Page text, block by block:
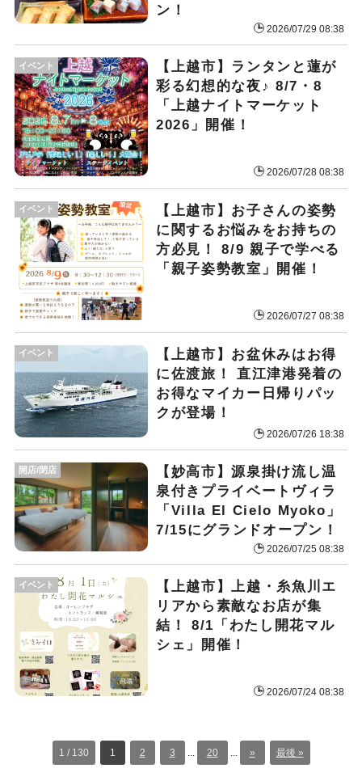
ン！
2026/07/29 08:38
【上越市】ランタンと蓮が
彩る幻想的な夜♪ 8/7・8
「上越ナイトマーケット
2026」開催！
2026/07/28 08:38
イベント
【上越市】お子さんの姿勢
に関するお悩みをお持ちの
方必見！ 8/9 親子で学べる
「親子姿勢教室」開催！
2026/07/27 08:38
イベント
【上越市】お盆休みはお得
に佐渡旅！ 直江津港発着の
お得なマイカー日帰りパッ
クが登場！
2026/07/26 18:38
イベント
【妙高市】源泉掛け流し温
泉付きプライベートヴィラ
「Villa El Cielo Myoko」
7/15にグランドオープン！
2026/07/25 08:38
開店/閉店
【上越市】上越・糸魚川エ
リアから素敵なお店が集
結！ 8/1「わたし開花マル
シェ」開催！
2026/07/24 08:38
イベント
1 / 130 1 2 3 20 » 最後 »